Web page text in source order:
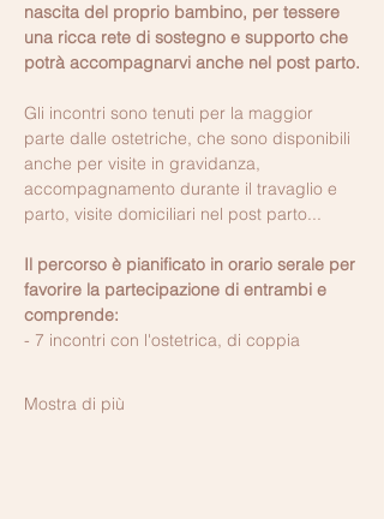
nascita del proprio bambino, per tessere
una ricca rete di sostegno e supporto che
potrà accompagnarvi anche nel post parto.
Gli incontri sono tenuti per la maggior
parte dalle ostetriche, che sono disponibili
anche per visite in gravidanza,
accompagnamento durante il travaglio e
parto, visite domiciliari nel post parto...
Il percorso è pianificato in orario serale per
favorire la partecipazione di entrambi e
comprende:
- 7 incontri con l'ostetrica, di coppia
Mostra di più